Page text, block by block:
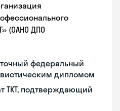
(ОАНО ДПО
федеральный
дипломом
TKT, подтверждающий